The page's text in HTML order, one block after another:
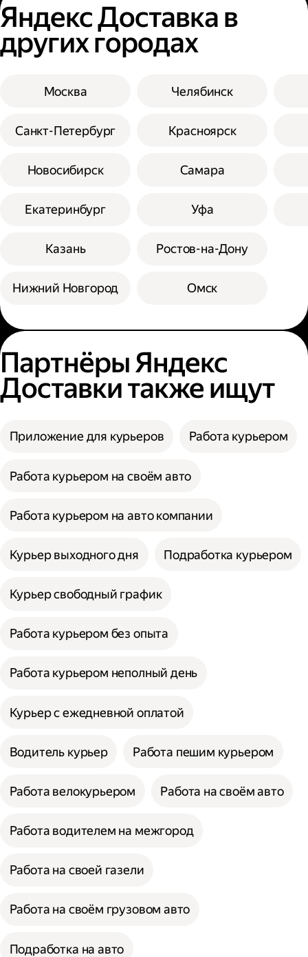
Яндекс Доставка в
других городах
Москва
Санкт-Петербург
Новосибирск
Екатеринбург
Казань
Нижний Новгород
Челябинск
Красноярск
Самара
Уфа
Ростов-на-Дону
Омск
Партнёры Яндекс
Доставки также ищут
Приложение для курьеров Работа курьером
Работа курьером на своём авто
Работа курьером на авто компании
Курьер выходного дня Подработка курьером
Курьер свободный график
Работа курьером без опыта
Работа курьером неполный день
Курьер с ежедневной оплатой
Водитель курьер Работа пешим курьером
Работа велокурьером Работа на своём авто
Работа водителем на межгород
Работа на своей газели
Работа на своём грузовом авто
Подработка на авто